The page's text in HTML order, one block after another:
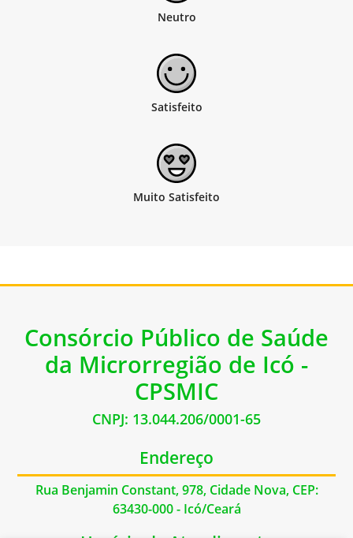
Consórcio Público de Saúde
da Microrregião de Icó -
CPSMIC
CNPJ: 13.044.206/0001-65
Endereço
Rua Benjamin Constant, 978, Cidade Nova, CEP:
63430-000 - Icó/Ceará